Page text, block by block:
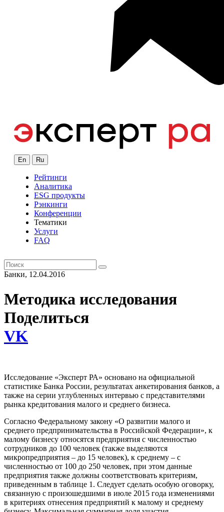
En Ru
Рейтинги
Аналитика
ESG продукты
Рэнкинги
Конференции
Тематики
Услуги
FAQ
Банки, 12.04.2016
Методика исследования
Поделиться
VK
Исследование «Эксперт РА» основано на официальной
статистике Банка России, результатах анкетирования банков, а
также на серии углубленных интервью с представителями
рынка кредитования малого и среднего бизнеса.
Согласно Федеральному закону «О развитии малого и
среднего предпринимательства в Российской Федерации», к
малому бизнесу относятся предприятия с численностью
сотрудников до 100 человек (также выделяются
микропредприятия – до 15 человек), к среднему – с
численностью от 100 до 250 человек, при этом данные
предприятия также должны соответствовать критериям,
приведенным в таблице 1. Следует сделать особую оговорку,
связанную с произошедшими в июле 2015 года изменениями
в критериях отнесения предприятий к малому и среднему